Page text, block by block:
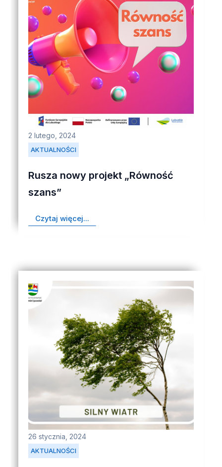
AKTUALNOŚCI
2 lutego, 2024
Rusza nowy projekt „Równość
szans”
Czytaj więcej...
AKTUALNOŚCI
26 stycznia, 2024